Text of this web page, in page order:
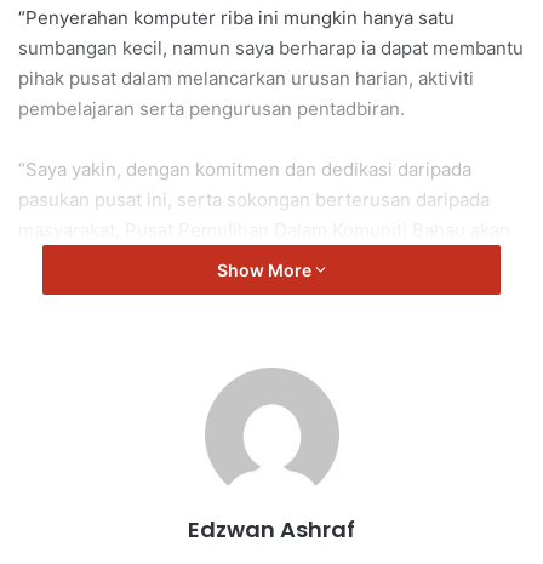
“Penyerahan komputer riba ini mungkin hanya satu
sumbangan kecil, namun saya berharap ia dapat membantu
pihak pusat dalam melancarkan urusan harian, aktiviti
pembelajaran serta pengurusan pentadbiran.
“Saya yakin, dengan komitmen dan dedikasi daripada
pasukan pusat ini, serta sokongan berterusan daripada
terus membawa perubahan positif dan memberi sinar
harapan kepada lebih ramai golongan yang memerlukan,”
Teo Kok Seong
Show More
Edzwan Ashraf